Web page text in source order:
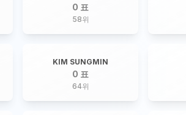
0 표
58위
KIM SUNGMIN
0 표
64위